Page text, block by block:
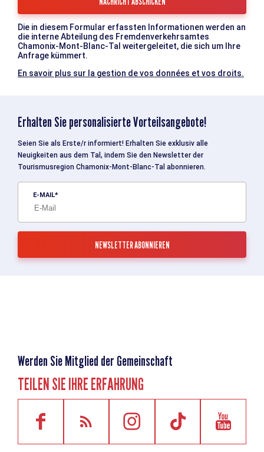
Die in diesem Formular erfassten Informationen werden an
die interne Abteilung des Fremdenverkehrsamtes
Chamonix-Mont-Blanc-Tal weitergeleitet, die sich um Ihre
Anfrage kümmert.
En savoir plus sur la gestion de vos données et vos droits.
Erhalten Sie personalisierte Vorteilsangebote!
Seien Sie als Erste/r informiert! Erhalten Sie exklusiv alle
Neuigkeiten aus dem Tal, indem Sie den Newsletter der
Tourismusregion Chamonix-Mont-Blanc-Tal abonnieren.
E-MAIL
Werden Sie Mitglied der Gemeinschaft
TEILEN SIE IHRE ERFAHRUNG